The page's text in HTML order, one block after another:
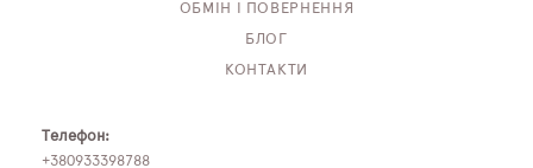
ОБМІН І ПОВЕРНЕННЯ
БЛОГ
КОНТАКТИ
Телефон:
+380933398788